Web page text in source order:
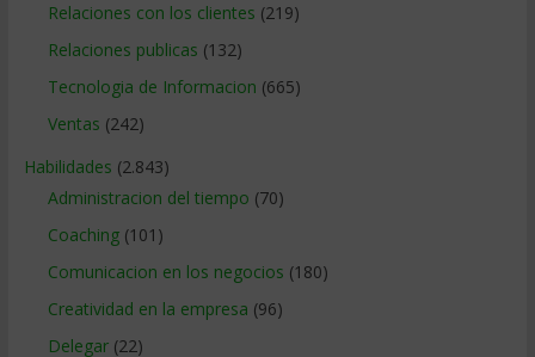
Relaciones con los clientes (219)
Relaciones publicas (132)
Tecnologia de Informacion (665)
Ventas (242)
Habilidades (2.843)
Administracion del tiempo (70)
Coaching(101)
Comunicacion en los negocios (180)
Creatividad en la empresa (96)
Delegar(22)